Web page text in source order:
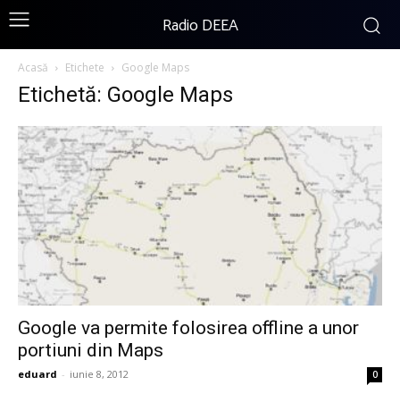
Radio DEEA
Acasă Etichete Google Maps
Etichetă: Google Maps
Google va permite folosirea offline a unor
portiuni din Maps
eduard - iunie 8, 2012 0